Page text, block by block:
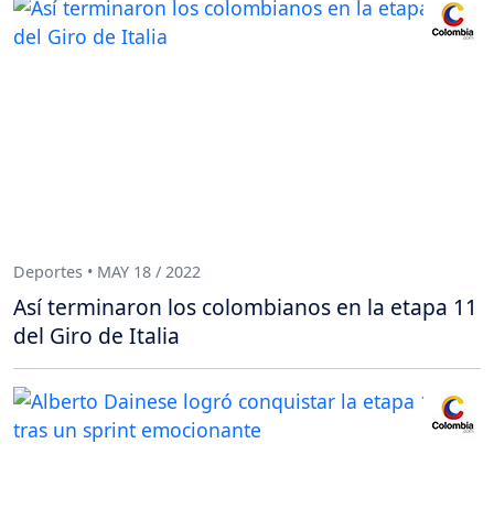
Deportes • MAY 18 / 2022
Así terminaron los colombianos en la etapa 11
del Giro de Italia